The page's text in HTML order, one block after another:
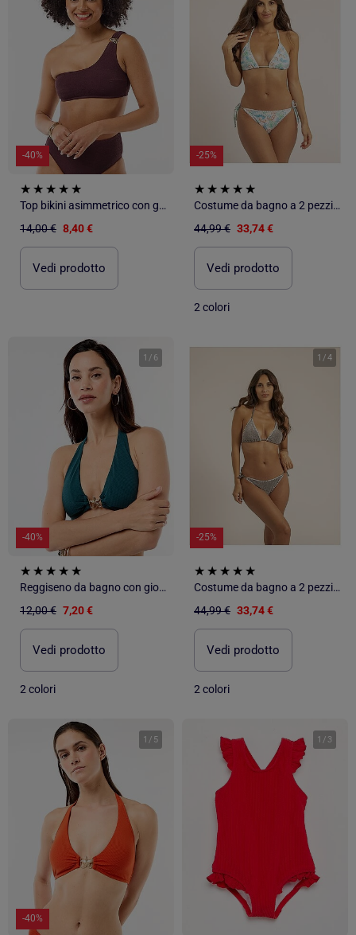
-40%
Top bikini asimmetrico con gioiello dorato
14,00 € 8,40 €
Vedi prodotto
-25%
Costume da bagno a 2 pezzi GRACIELLA
44,99 € 33,74 €
Vedi prodotto
2 colori
1 / 6
-40%
Reggiseno da bagno con gioiello a forma di stella marina
12,00 € 7,20 €
Vedi prodotto
2 colori
1 /4
-25%
Costume da bagno a 2 pezzi GRACIELLA
44,99 € 33,74 €
Vedi prodotto
2 colori
1 / 5
-40%
1 / 3